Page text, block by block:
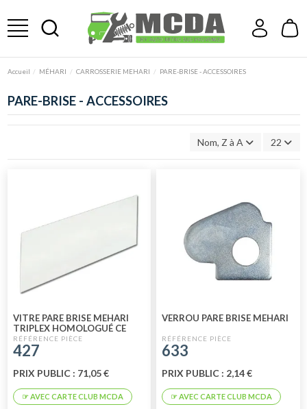
Accueil MÉHARI CARROSSERIE MEHARI PARE-BRISE - ACCESSOIRES
PARE-BRISE - ACCESSOIRES
Nom, Z à A 22
VITRE PARE BRISE MEHARI
TRIPLEX HOMOLOGUÉ CE
427
PRIX PUBLIC : 71,05 €
VERROU PARE BRISE MEHARI
633
PRIX PUBLIC : 2,14 €